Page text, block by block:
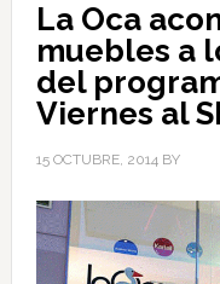
La Oca
muebles a
del
Viernes al
15 OCTUBRE, 2014BY